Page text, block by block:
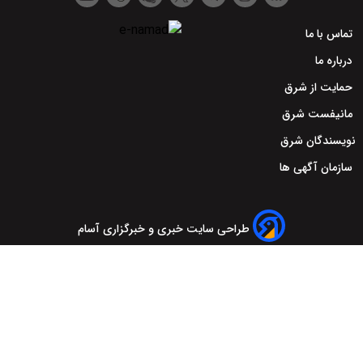
تماس با ما
درباره ما
حمایت از شرق
مانیفست شرق
نویسندگان شرق
سازمان آگهی ها
طراحی سایت خبری و خبرگزاری آسام